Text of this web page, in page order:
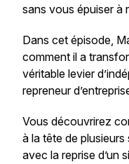
sans vous épuiser à
Dans cet épisode,
comment il a
véritable levier
repreneur
Vous découvrirez
à la tête de
avec la reprise d’un